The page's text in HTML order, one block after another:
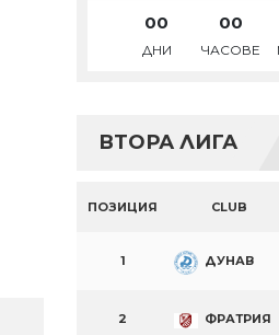
00
ДНИ
00
ЧАСОВЕ
ВТОРА ЛИГА
ПОЗИЦИЯ CLUB
1 ДУНАВ
2 ФРАТРИЯ